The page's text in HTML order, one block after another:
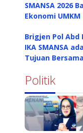
SMANSA 2026
Ekonomi UMKM
Brigjen Pol Abd
IKA SMANSA
Tujuan Bersama
Politik